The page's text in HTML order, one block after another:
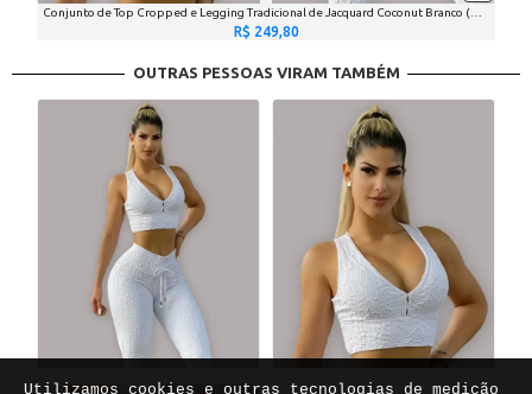
R$ 249,80
OUTRAS PESSOAS VIRAM TAMBÉM
Utilizamos cookies e outras tecnologias de medição